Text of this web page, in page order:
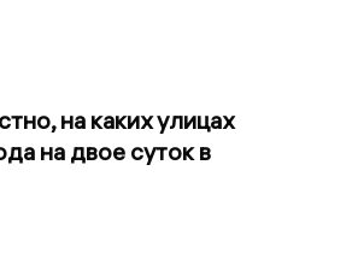
на каких улицах
на двое суток в